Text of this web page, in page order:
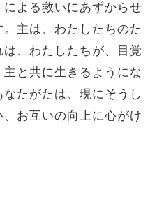
よる救いにあずからせ
主は、わたしたちのた
、わたしたちが、目覚
と共に生きるようにな
たがたは、現にそうし
お互いの向上に心がけ